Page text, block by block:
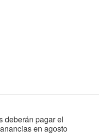
deberán pagar el
en agosto